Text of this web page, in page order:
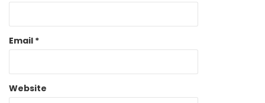
Email *
Website